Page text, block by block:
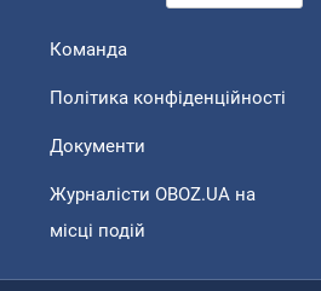
Команда
Політика конфіденційності
Документи
Журналісти OBOZ.UA на
місці подій